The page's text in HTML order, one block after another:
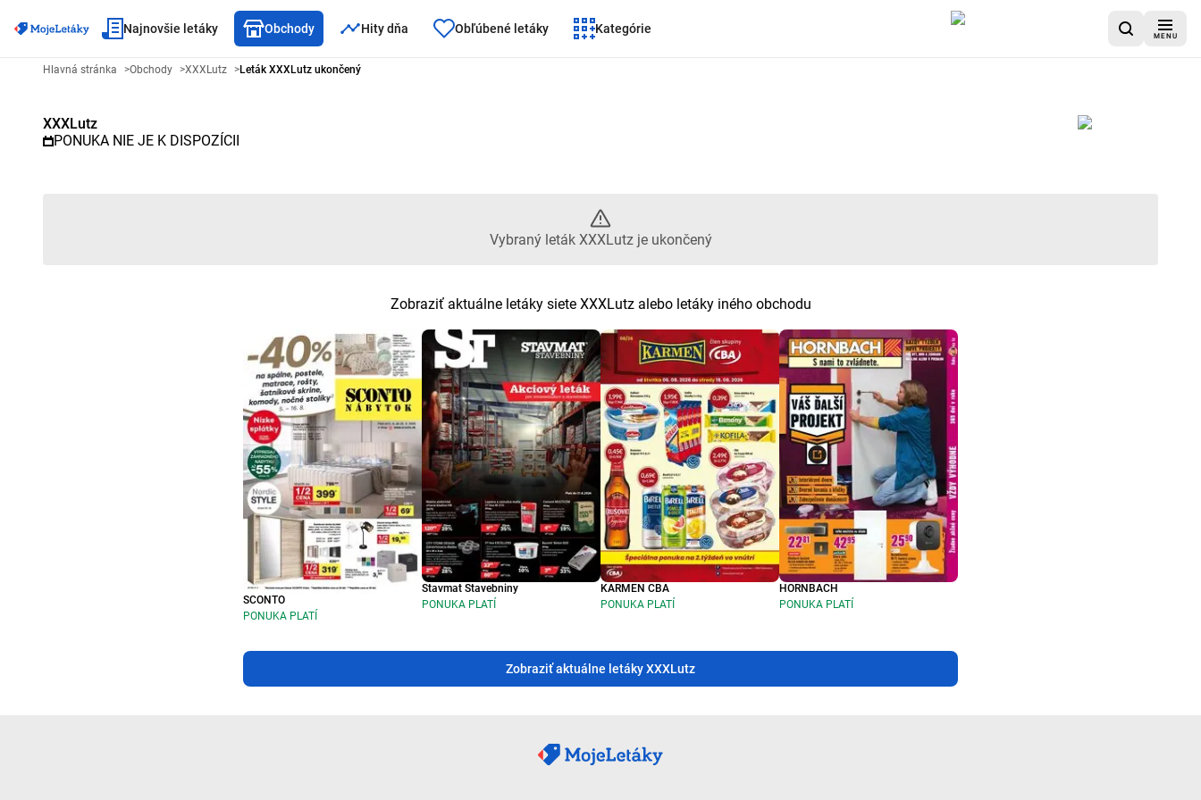
Najnovšie letáky Obchody Hity dňa Obľúbené letáky Kategórie
MENU
Reklamný leták XXXLutz - Vybraný leták XXXLutz je ukončený
Hlavná stránka >Obchody >XXXLutz >Leták XXXLutz ukončený
XXXLutz
PONUKA NIE JE K DISPOZÍCII
Vybraný leták XXXLutz je ukončený
Zobraziť aktuálne letáky siete XXXLutz alebo letáky iného obchodu
SCONTO
PONUKA PLATÍ
Stavmat Stavebniny
PONUKA PLATÍ
KARMEN CBA
PONUKA PLATÍ
HORNBACH
PONUKA PLATÍ
Zobraziť aktuálne letáky XXXLutz